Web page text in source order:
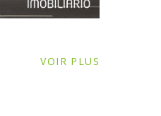
VOIR PLUS